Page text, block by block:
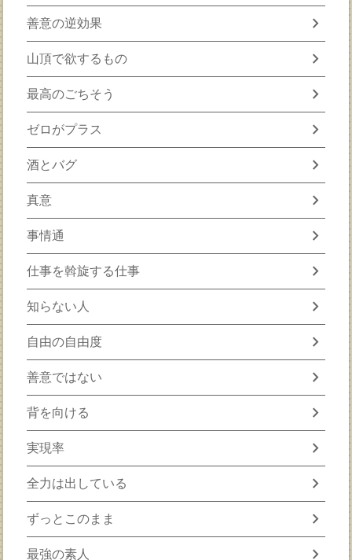
善意の逆効果 chevron_right
山頂で欲するもの chevron_right
最高のごちそう chevron_right
ゼロがプラス chevron_right
酒とバグ chevron_right
真意 chevron_right
事情通 chevron_right
仕事を斡旋する仕事 chevron_right
知らない人 chevron_right
自由の自由度 chevron_right
善意ではない chevron_right
背を向ける chevron_right
実現率 chevron_right
全力は出している chevron_right
ずっとこのまま chevron_right
最強の素人 chevron_right